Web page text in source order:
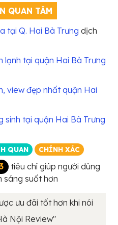
QUAN TÂM
tại Q. Hai Bà Trưng dịch
lạnh tại quận Hai Bà Trưng
view đẹp nhất quận Hai
sinh tại quận Hai Bà Trưng
QUAN CHÍNH XÁC
tiêu chí giúp người dùng
sáng suốt hơn
ưu đãi tốt hơn khi nói
Nội Review"